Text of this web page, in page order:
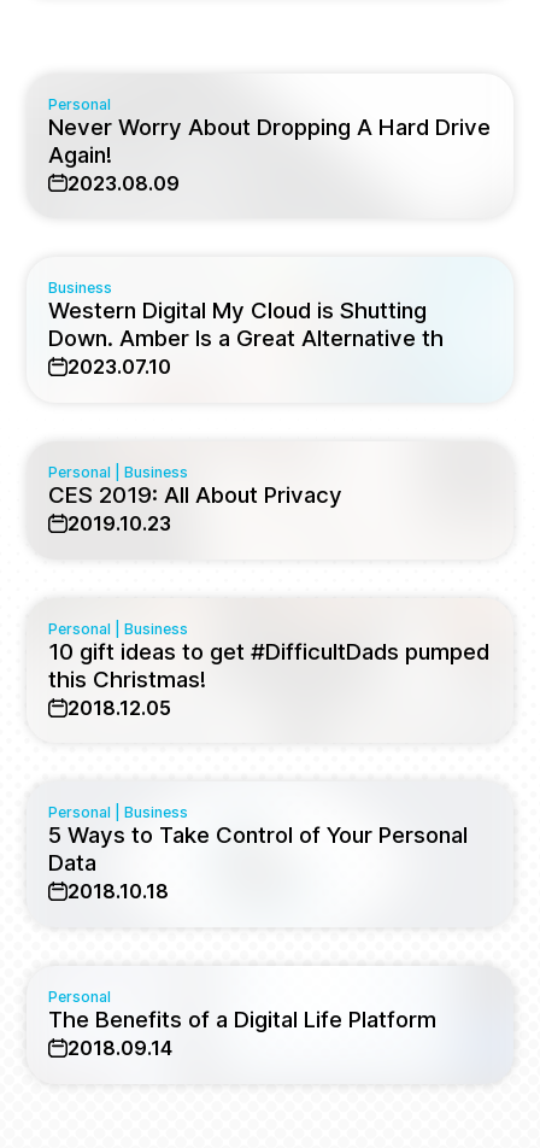
Personal
Never Worry About Dropping A Hard Drive
Again!
2023.08.09
Business
Western Digital My Cloud is Shutting
Down. Amber Is a Great Alternative th
2023.07.10
Personal |Business
CES 2019: All About Privacy
2019.10.23
Personal |Business
10 gift ideas to get #DifficultDads pumped
this Christmas!
2018.12.05
Personal |Business
5 Ways to Take Control of Your Personal
Data
2018.10.18
Personal
The Benefits of a Digital Life Platform
2018.09.14